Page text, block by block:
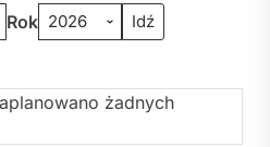
Rok
żadnych